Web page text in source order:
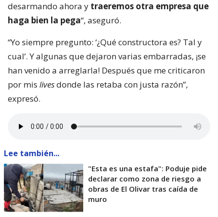
desarmando ahora y traeremos otra empresa que
haga bien la pega“, aseguró.
“Yo siempre pregunto: ‘¿Qué constructora es? Tal y
cual’. Y algunas que dejaron varias embarradas, ¡se
han venido a arreglarla! Después que me criticaron
por mis livesdonde las retaba con justa razón”,
expresó.
Lee también...
"Esta es una estafa": Poduje pide
declarar como zona de riesgo a
obras de El Olivar tras caída de
muro